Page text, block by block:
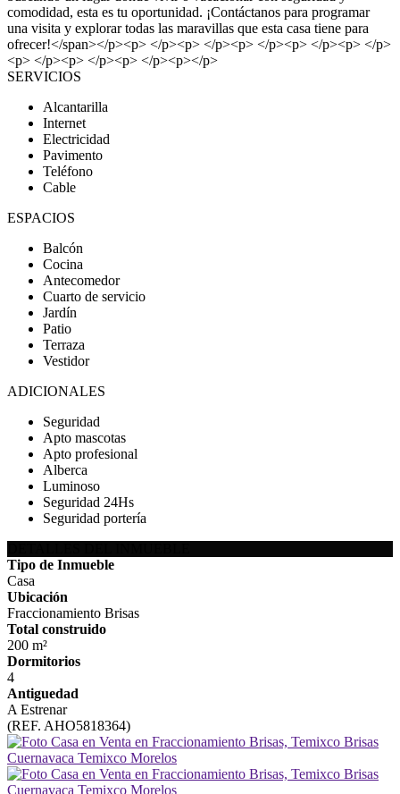
comodidad, esta es tu oportunidad. ¡Contáctanos para programar
una visita y explorar todas las maravillas que esta casa tiene para
ofrecer!</span></p><p> </p><p> </p><p> </p><p> </p><p> </p>
<p> </p><p> </p><p> </p><p></p>
SERVICIOS
Alcantarilla
Internet
Electricidad
Pavimento
Teléfono
Cable
ESPACIOS
Balcón
Cocina
Antecomedor
Cuarto de servicio
Jardín
Patio
Terraza
Vestidor
ADICIONALES
Seguridad
Apto mascotas
Apto profesional
Alberca
Luminoso
Seguridad 24Hs
Seguridad portería
Tipo de Inmueble
Casa
Ubicación
Fraccionamiento Brisas
Total construido
200 m²
Dormitorios
4
Antiguedad
A Estrenar
(REF. AHO5818364)